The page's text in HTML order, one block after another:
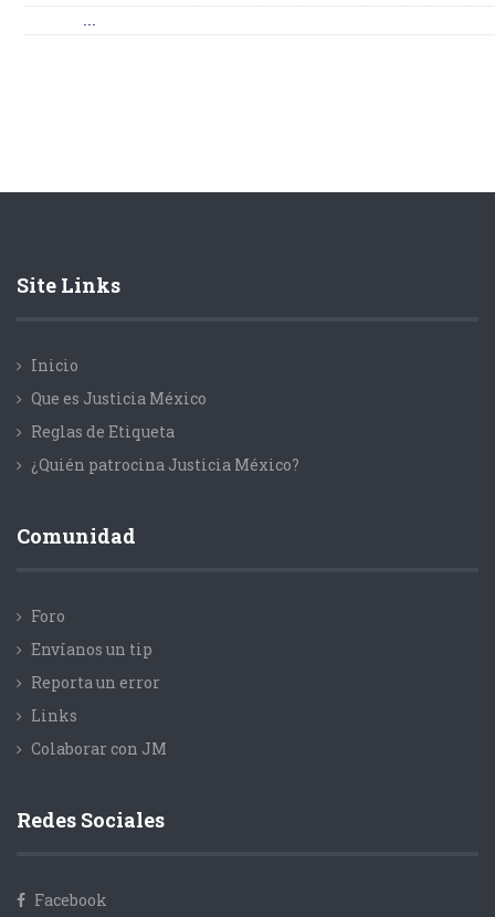
Site Links
Inicio
Que es Justicia México
Reglas de Etiqueta
¿Quién patrocina Justicia México?
Comunidad
Foro
Envíanos un tip
Reporta un error
Links
Colaborar con JM
Redes Sociales
Facebook